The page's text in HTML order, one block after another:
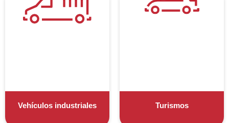
Vehículos industriales Turismos